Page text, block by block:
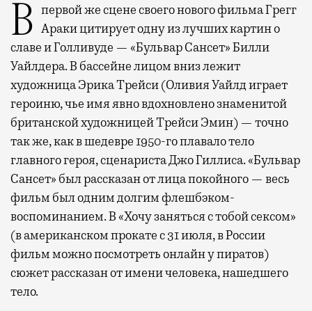
В первой же сцене своего нового фильма Грегг Араки цитирует одну из лучших картин о
славе и Голливуде — «Бульвар Сансет» Билли
Уайлдера. В бассейне лицом вниз лежит
художница Эрика Трейси (Оливия Уайлд играет
героиню, чье имя явно вдохновлено знаменитой
британской художницей Трейси Эмин) — точно
так же, как в шедевре 1950-го плавало тело
главного героя, сценариста Джо Гиллиса. «Бульвар
Сансет» был рассказан от лица покойного — весь
фильм был одним долгим флешбэком-
воспоминанием. В «Хочу заняться с тобой сексом»
(в американском прокате с 31 июля, в России
фильм можно посмотреть онлайн у пиратов)
сюжет рассказан от имени человека, нашедшего
тело.